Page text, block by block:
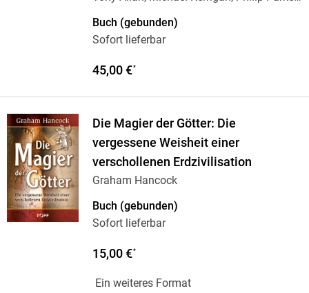
Buch (gebunden)
Sofort lieferbar
45,00 €*
Die Magier der Götter: Die
vergessene Weisheit einer
verschollenen Erdzivilisation
Graham Hancock
Buch (gebunden)
Sofort lieferbar
15,00 €*
Ein weiteres Format